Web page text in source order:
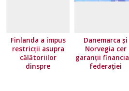
Finlanda a impus
restricţii asupra
călătoriilor
dinspre
Danemarca și
Norvegia cer
garanții
federației